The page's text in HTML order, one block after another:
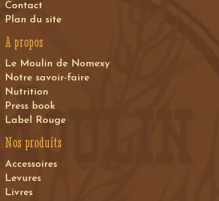
Contact
Plan du site
A propos
Le Moulin de Nomexy
Notre savoir-faire
Nutrition
Press book
Label Rouge
Nos produits
Accessoires
Levures
Livres